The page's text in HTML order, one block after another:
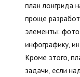
план лонгрида
проще
элементы:
инфографику,
Кроме этого,
задачи, если